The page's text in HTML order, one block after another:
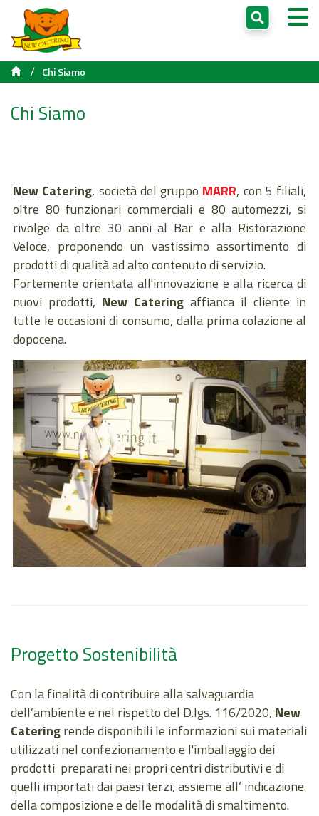
/ Chi Siamo
Chi Siamo
New Catering, società del gruppo MARR, con 5 filiali,
oltre 80 funzionari commerciali e 80 automezzi, si
rivolge da oltre 30 anni al Bar e alla Ristorazione
Veloce, proponendo un vastissimo assortimento di
prodotti di qualità ad alto contenuto di servizio.
Fortemente orientata all'innovazione e alla ricerca di
nuovi prodotti, New Catering affianca il cliente in
tutte le occasioni di consumo, dalla prima colazione al
dopocena.
Progetto Sostenibilità
Con la finalità di contribuire alla salvaguardia
dell’ambiente e nel rispetto del D.lgs. 116/2020, New
Cateringrende disponibili le informazioni sui materiali
utilizzati nel confezionamento e l'imballaggio dei
prodotti preparati nei propri centri distributivi e di
quelli importati dai paesi terzi, assieme all’ indicazione
della composizione e delle modalità di smaltimento.